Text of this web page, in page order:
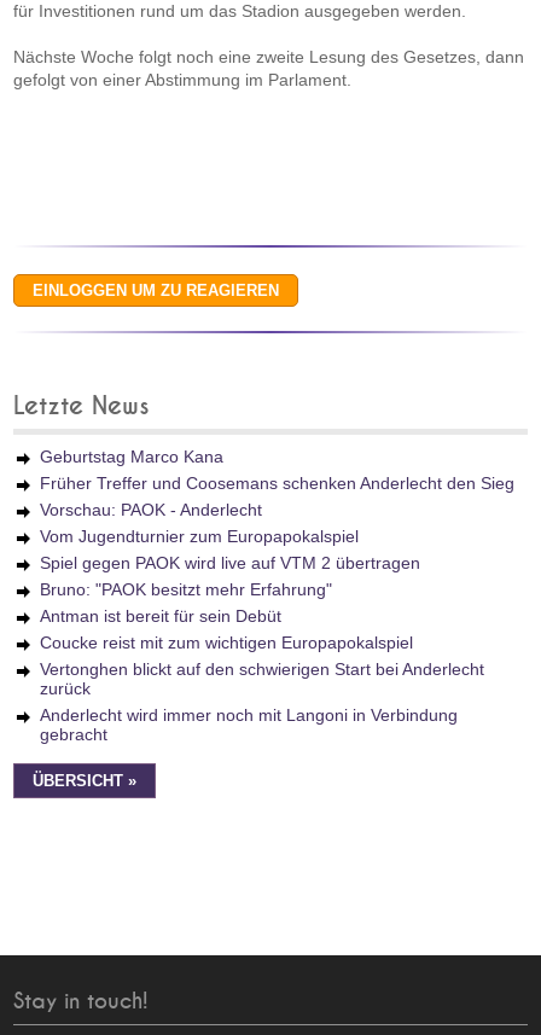
für Investitionen rund um das Stadion ausgegeben werden.
Nächste Woche folgt noch eine zweite Lesung des Gesetzes, dann
gefolgt von einer Abstimmung im Parlament.
Letzte News
Geburtstag Marco Kana
Früher Treffer und Coosemans schenken Anderlecht den Sieg
Vorschau: PAOK - Anderlecht
Vom Jugendturnier zum Europapokalspiel
Spiel gegen PAOK wird live auf VTM 2 übertragen
Bruno: "PAOK besitzt mehr Erfahrung"
Antman ist bereit für sein Debüt
Coucke reist mit zum wichtigen Europapokalspiel
Vertonghen blickt auf den schwierigen Start bei Anderlecht
zurück
Anderlecht wird immer noch mit Langoni in Verbindung
gebracht
ÜBERSICHT »
Stay in touch!